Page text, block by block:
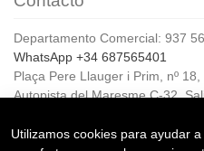
Departamento Comercial: 937
WhatsApp +34 687565401
Plaça Pere Llauger i Prim, nº
Autopista del Maresme C-32,
Horario de Atención al cliente:
Utilizamos cookies para ayudar